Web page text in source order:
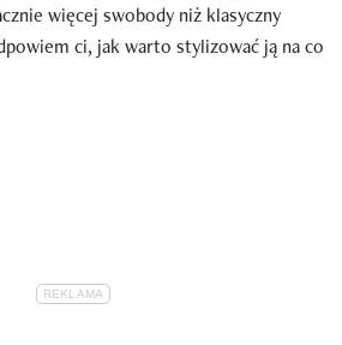
więcej swobody niż klasyczny
ci, jak warto stylizować ją na co